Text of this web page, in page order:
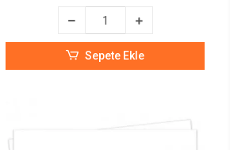
Sepete Ekle